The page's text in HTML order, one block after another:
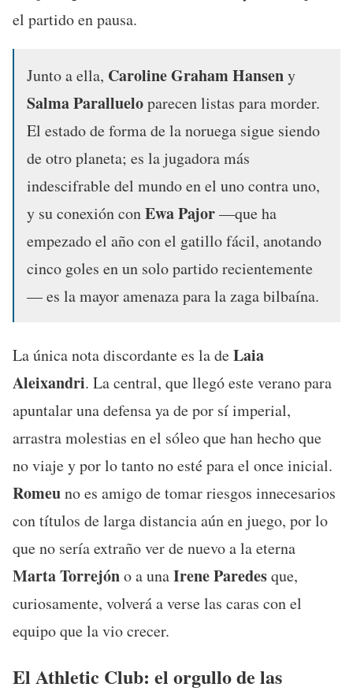
el partido en pausa.
Junto a ella, Caroline Graham Hanseny
Salma Parallueloparecen listas para morder.
El estado de forma de la noruega sigue siendo
de otro planeta; es la jugadora más
indescifrable del mundo en el uno contra uno,
y su conexión conEwa Pajor—que ha
empezado el año con el gatillo fácil, anotando
cinco goles en un solo partido recientemente
— es la mayor amenaza para la zaga bilbaína.
La única nota discordante es la deLaia
Aleixandri. La central, que llegó este verano para
apuntalar una defensa ya de por sí imperial,
arrastra molestias en el sóleo que han hecho que
no viaje y por lo tanto no esté para el once inicial.
Romeuno es amigo de tomar riesgos innecesarios
con títulos de larga distancia aún en juego, por lo
que no sería extraño ver de nuevo a la eterna
Marta Torrejóno a unaIrene Paredesque,
curiosamente, volverá a verse las caras con el
equipo que la vio crecer.
El Athletic Club: el orgullo de las